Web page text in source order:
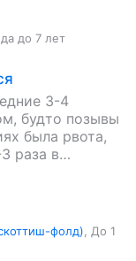
до 7 лет
3-4
будто позывы
была рвота,
раза в…
фолд)
До 1